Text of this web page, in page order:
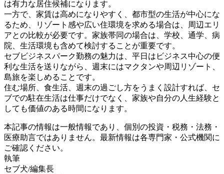
は有力な居住候補になります。
一方で、家賃は高めになりやすく、都市型の生活が中心にな
るため、リゾート感や広い住環境を求める場合は、周辺エリ
アとの比較が必要です。家族帯同の場合は、学校、通学、病
院、生活環境も含めて検討することが重要です。
セブビジネスパーク勤務の魅力は、平日はビジネス中心の便
利な生活を送りながら、週末にはマクタンや周辺リゾート、
島旅を楽しめることです。
住む場所、食生活、週末の過ごし方をうまく設計すれば、セ
ブでの駐在生活は仕事だけでなく、家族や自分の人生経験と
しても価値のある時間になります。
本記事の情報は一般情報であり、個別の投資・税務・法務・
医療助言ではありません。最新情報は各専門家・公式機関に
ご確認ください。
執筆
セブ犬/編集長